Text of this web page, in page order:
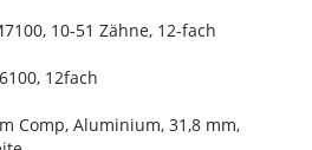
10-51 Zähne, 12-fach
12fach
Comp, Aluminium, 31,8 mm,